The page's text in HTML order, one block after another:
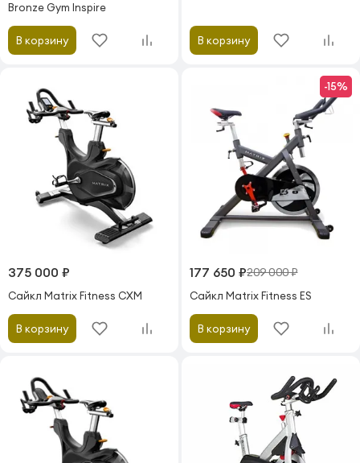
Bronze Gym Inspire
В корзину В корзину
375 000 ₽
Сайкл Matrix Fitness CXM
В корзину
-15%
177 650 ₽209 000 ₽
Сайкл Matrix Fitness ES
В корзину